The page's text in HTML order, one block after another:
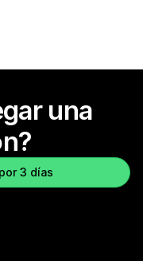
una
3 días